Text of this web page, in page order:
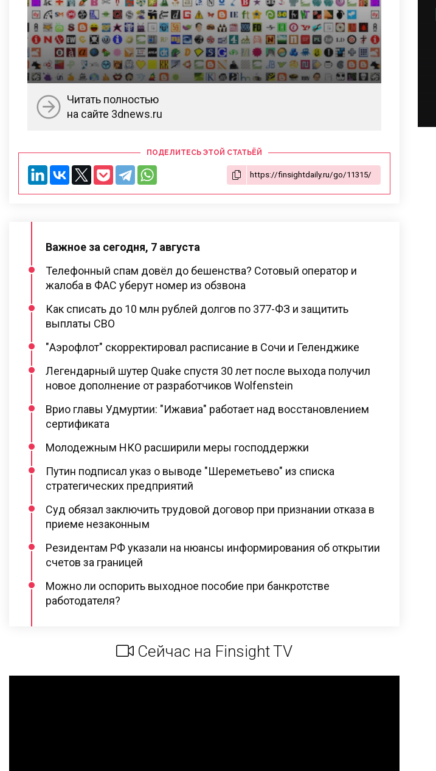
Читать полностью
на сайте 3dnews.ru
ПОДЕЛИТЕСЬ ЭТОЙ СТАТЬЁЙ
Важное за сегодня, 7 августа
Телефонный спам довёл до бешенства? Сотовый оператор и
жалоба в ФАС уберут номер из обзвона
Как списать до 10 млн рублей долгов по 377-ФЗ и защитить
выплаты СВО
"Аэрофлот" скорректировал расписание в Сочи и Геленджике
Легендарный шутер Quake спустя 30 лет после выхода получил
новое дополнение от разработчиков Wolfenstein
Врио главы Удмуртии: "Ижавиа" работает над восстановлением
сертификата
Молодежным НКО расширили меры господдержки
Путин подписал указ о выводе "Шереметьево" из списка
стратегических предприятий
Суд обязал заключить трудовой договор при признании отказа в
приеме незаконным
Резидентам РФ указали на нюансы информирования об открытии
счетов за границей
Можно ли оспорить выходное пособие при банкротстве
работодателя?
Сейчас на Finsight TV